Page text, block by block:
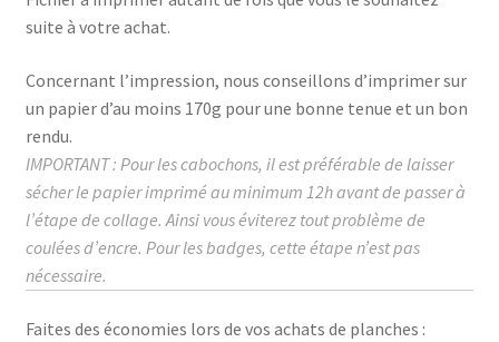
suite à votre achat.
Concernant l’impression, nous conseillons d’imprimer sur
un papier d’au moins 170g pour une bonne tenue et un bon
rendu.
IMPORTANT : Pour les cabochons, il est préférable de laisser
sécher le papier imprimé au minimum 12h avant de passer à
l’étape de collage. Ainsi vous éviterez tout problème de
coulées d’encre. Pour les badges, cette étape n’est pas
nécessaire.
Faites des économies lors de vos achats de planches :